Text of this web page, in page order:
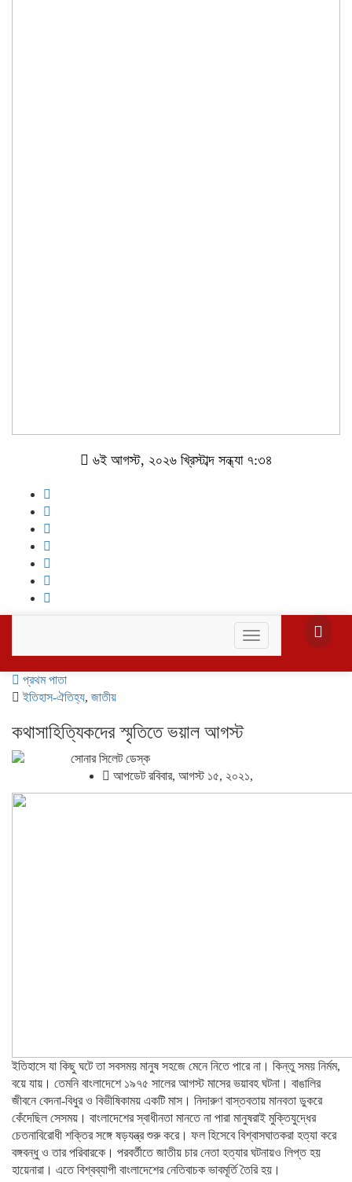
৬ই আগস্ট, ২০২৬ খ্রিস্টাব্দ সন্ধ্যা ৭:৩৪
Toggle
navigation
প্রথম পাতা
ইতিহাস-ঐতিহ্য, জাতীয়
কথাসাহিত্যিকদের স্মৃতিতে ভয়াল আগস্ট
সোনার সিলেট ডেস্ক
আপডেট রবিবার, আগস্ট ১৫, ২০২১,
ইতিহাসে যা কিছু ঘটে তা সবসময় মানুষ সহজে মেনে নিতে পারে না। কিন্তু সময় নির্মম,
বয়ে যায়। তেমনি বাংলাদেশে ১৯৭৫ সালের আগস্ট মাসের ভয়াবহ ঘটনা। বাঙালির
জীবনে বেদনা-বিধুর ও বিভীষিকাময় একটি মাস। নিদারুণ বাস্তবতায় মানবতা ডুকরে
কেঁদেছিল সেসময়। বাংলাদেশের স্বাধীনতা মানতে না পারা মানুষরাই মুক্তিযুদ্ধের
চেতনাবিরোধী শক্তির সঙ্গে ষড়যন্ত্র শুরু করে। ফল হিসেবে বিশ্বাসঘাতকরা হত্যা করে
বঙ্গবন্ধু ও তার পরিবারকে। পরবর্তীতে জাতীয় চার নেতা হত্যার ঘটনায়ও লিপ্ত হয়
হায়েনারা। এতে বিশ্বব্যাপী বাংলাদেশের নেতিবাচক ভাবমূর্তি তৈরি হয়।